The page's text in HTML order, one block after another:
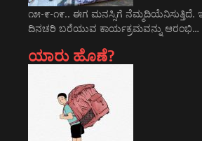
೧೫-೯-೧೯.. ಈಗ ಮನಸ್ಸಿಗೆ ನೆಮ್ಮದಿಯೆನಿಸುತ್ತಿದೆ.
ದಿನಚರಿ ಬರೆಯುವ ಕಾರ್ಯಕ್ರಮವನ್ನು ಆರಂಭಿ…
ಯಾರು ಹೊಣೆ?